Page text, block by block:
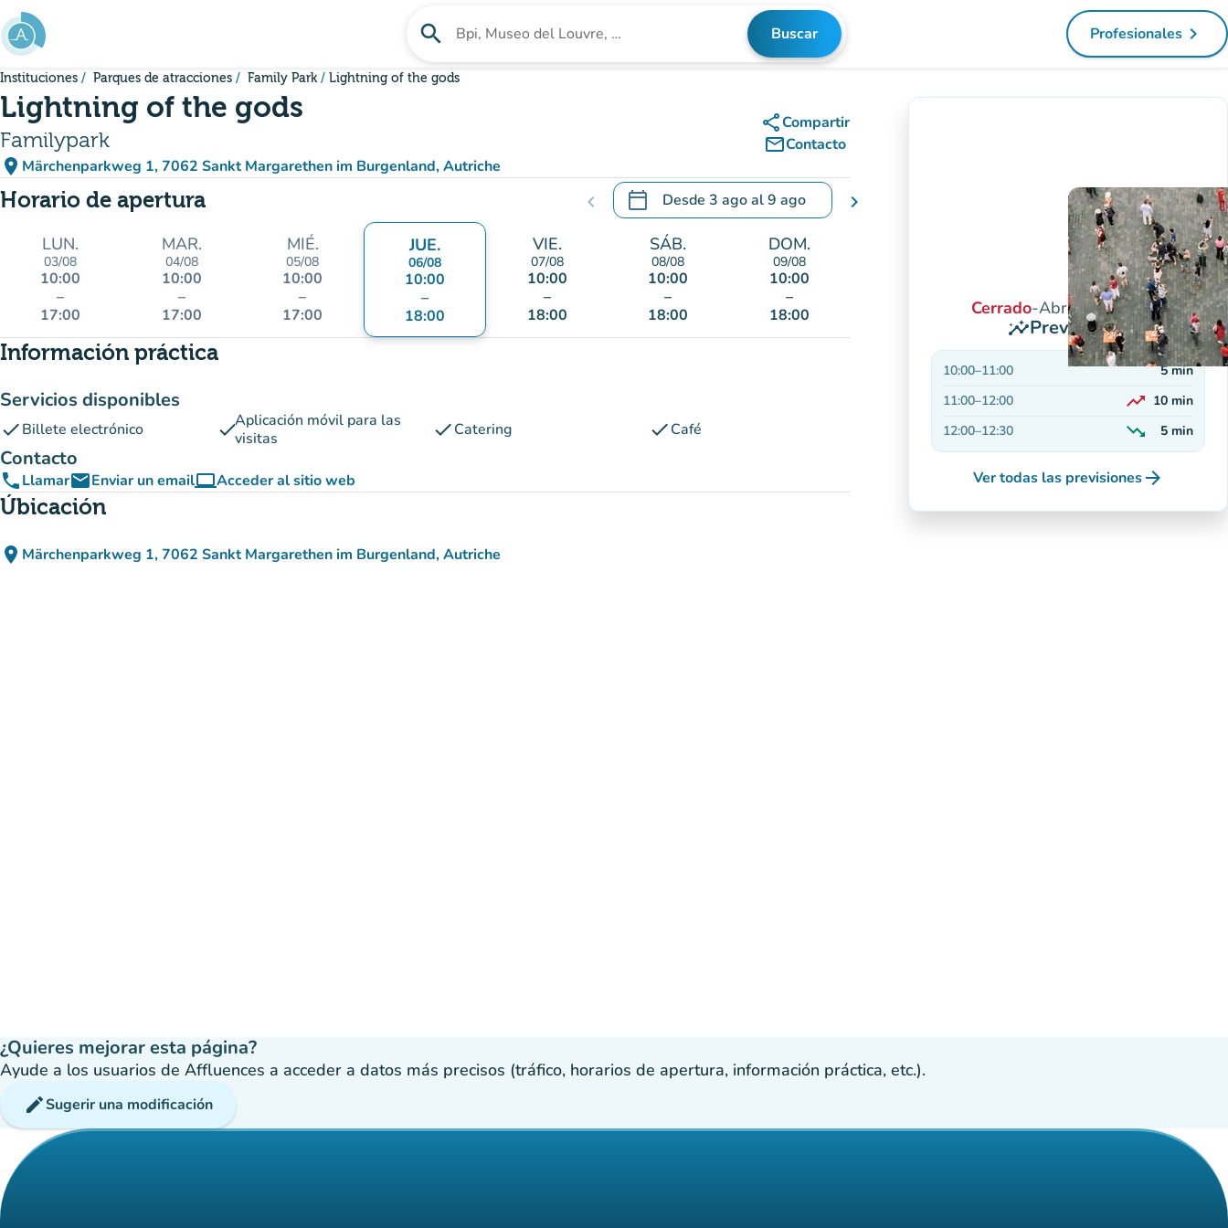
Ir al contenido principal
search Buscar un establecimiento Buscar Profesionales navigate_next
(nueva
Instituciones Parques de atracciones Family Park Lightning of the gods
Lightning of the gods
Familypark
place Märchenparkweg 1, 7062 Sankt Margarethen im Burgenland, Autriche
(abrir en Google Maps)
(nueva pestaña)
shareCompartir
mail_outlineContacto
Horario de apertura chevron_left calendar_today Desde 3 agoal9 ago
.Abra el calendario para cambiar las fechas
chevron_right
LUN.
03/08
10:00
–
17:00
MAR.
04/08
10:00
–
17:00
MIÉ.
05/08
10:00
–
17:00
JUE.
06/08
10:00
–
18:00
VIE.
07/08
10:00
–
18:00
SÁB.
08/08
10:00
–
18:00
DOM.
09/08
10:00
–
18:00
Información práctica
Servicios disponibles
checkBillete electrónico checkAplicación móvil para las
visitas
checkCatering checkCafé
Contacto
phoneLlamaremailEnviar un emailcomputerAcceder al sitio web
(nueva pestaña)
Úbicación
place Märchenparkweg 1, 7062 Sankt Margarethen im Burgenland, Autriche
(abrir en Google Maps)
(nueva pestaña)
Cerrado-Abre a las 10:00
insightsPrevisiones
10:00–11:00 5min
11:00–12:00 trending_up 10 min
12:00–12:30 trending_down
En descenso
5 min
Ver todas las previsionesarrow_forward
¿Quieres mejorar esta página?
Ayude a los usuarios de Affluences a acceder a datos más precisos (tráfico, horarios de apertura, información práctica, etc.).
editSugerir una modificación